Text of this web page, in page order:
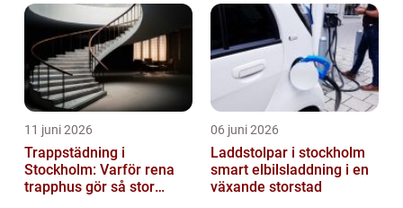
11 juni 2026
Trappstädning i
Stockholm: Varför rena
trapphus gör så stor
06 juni 2026
Laddstolpar i stockholm
smart elbilsladdning i en
växande storstad